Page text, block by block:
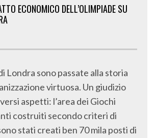
ECONOMICO DELL’OLIMPIADE SU
Londra sono passate alla storia
virtuosa. Un giudizio
aspetti: l’area dei Giochi
costruiti secondo criteri di
stati creati ben 70 mila posti di